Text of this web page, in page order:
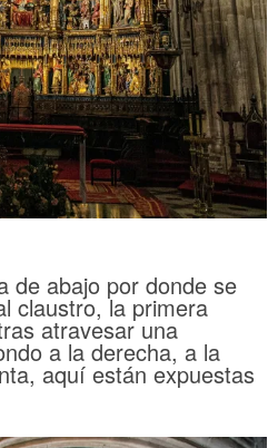
de abajo por donde se
claustro, la primera
atravesar una
a la derecha, a la
aquí están expuestas